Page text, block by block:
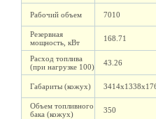
Рабочий объем 7010
Резервная
мощность, кВт
168.71
Расход топлива
(при нагрузке 100)
43.26
Габариты (кожух)
Объем топливного
бака (кожух)
350